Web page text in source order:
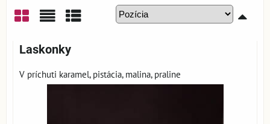
Laskonky
V príchuti karamel, pistácia, malina, praline